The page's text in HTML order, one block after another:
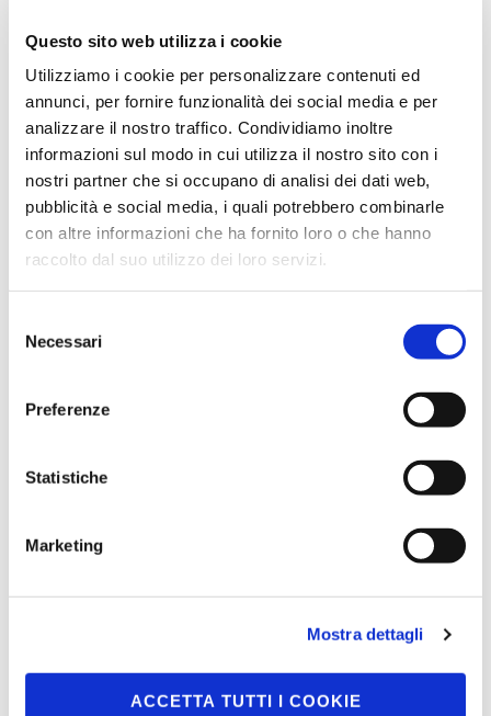
Questo sito web utilizza i cookie
Utilizziamo i cookie per personalizzare contenuti ed
annunci, per fornire funzionalità dei social media e per
analizzare il nostro traffico. Condividiamo inoltre
informazioni sul modo in cui utilizza il nostro sito con i
nostri partner che si occupano di analisi dei dati web,
pubblicità e social media, i quali potrebbero combinarle
con altre informazioni che ha fornito loro o che hanno
raccolto dal suo utilizzo dei loro servizi.
delNecessari
Preferenze
Statistiche
Marketing
Mostra dettagli
ACCETTA TUTTI I COOKIE
Navigazione
articoli
Nuovi Capitoli Conferenza Nazionale
Ricerca
CATEGORIE
DAL MONDO BNI
GET CONNECTED STAY CONNECTED
L'ANGOLO DEL NATIONAL DIRECTOR